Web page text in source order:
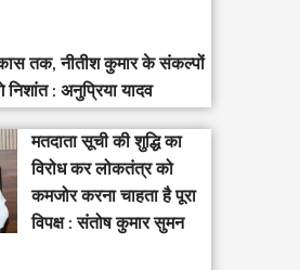
तक, नीतीश कुमार के संकल्पों
: अनुप्रिया यादव
मतदाता सूची की शुद्धि का
विरोध कर लोकतंत्र को
कमजोर करना चाहता है पूरा
विपक्ष : संतोष कुमार सुमन